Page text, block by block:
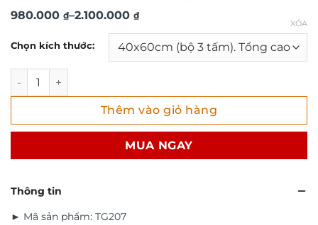
980.000 ₫–2.100.000 ₫
Khoảng
980.000 ₫
đến
2.100.000 ₫
Chọn kích thước:
XÓA
TRANH TRÁNG GƯƠNG NGHỆ THUẬT HIỆN ĐẠI TG207 số
Thêm vào giỏ hàng
MUA NGAY
Thông tin
► Mã sản phẩm: TG207